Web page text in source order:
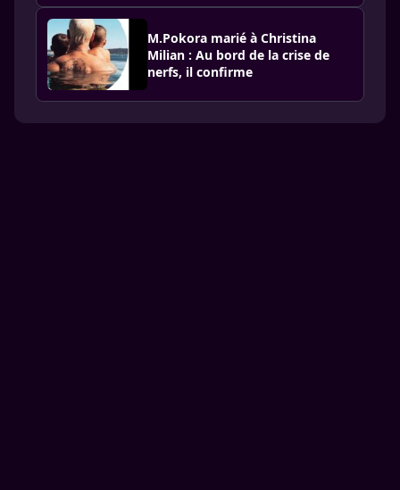
M.Pokora marié à Christina
Milian : Au bord de la crise de
nerfs, il confirme